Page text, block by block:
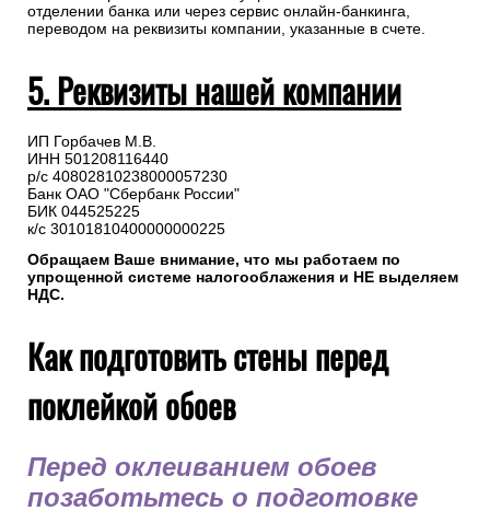
отделении банка или через сервис онлайн-банкинга,
переводом на реквизиты компании, указанные в счете.
5. Реквизиты нашей компании
ИП Горбачев М.В.
ИНН 501208116440
р/с 40802810238000057230
Банк ОАО "Сбербанк России"
БИК 044525225
к/с 30101810400000000225
Обращаем Ваше внимание, что мы работаем по
упрощенной системе налогооблажения и НЕ выделяем
НДС.
Как подготовить стены перед
поклейкой обоев
Перед оклеиванием обоев
позаботьтесь о подготовке